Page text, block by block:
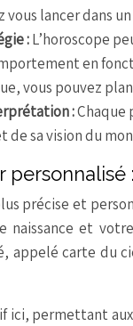
vous lancer dans
:L’horoscope
en
vous pouvez
:Chaque
de sa vision du
précise et
naissance et
appelé carte du
permettant